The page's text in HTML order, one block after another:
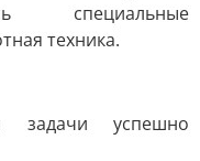
специальные
техника.
задачи успешно